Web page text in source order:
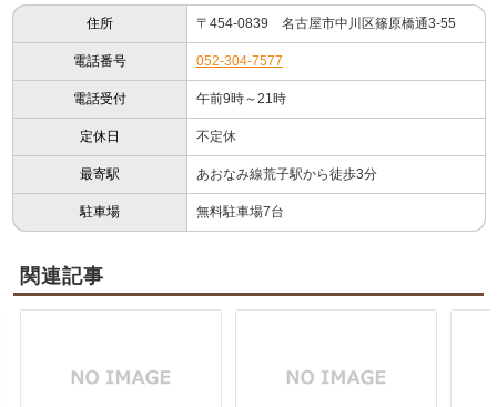
住所 〒454-0839 名古屋市中川区篠原橋通3-55
電話番号 052-304-7577
電話受付 午前9時～21時
定休日 不定休
最寄駅 あおなみ線荒子駅から徒歩3分
駐車場 無料駐車場7台
関連記事